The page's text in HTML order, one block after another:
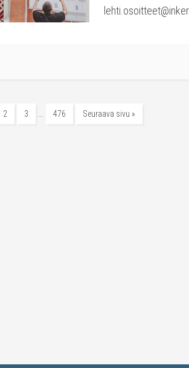
2 3 … 476 Seuraava sivu »